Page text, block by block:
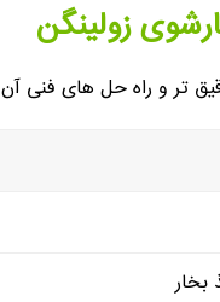
زولینگن
تر و راه حل های فنی آن